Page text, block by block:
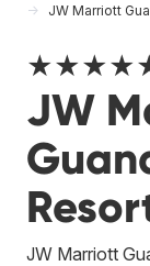
JW Marriott
JW
JW Marriott